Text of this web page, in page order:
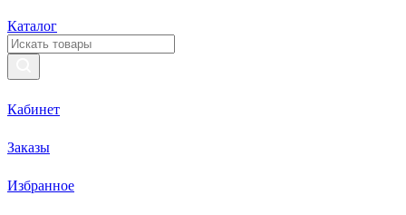
Каталог
Кабинет
Заказы
Избранное